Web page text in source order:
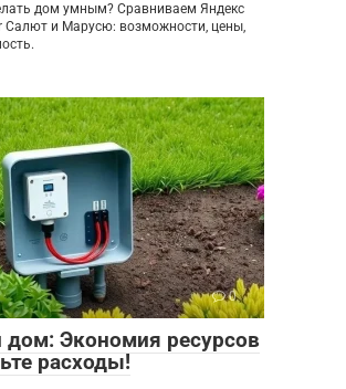
дом умным? Сравниваем Яндекс
Салют и Марусю: возможности, цены,
0
Экономия ресурсов
расходы!